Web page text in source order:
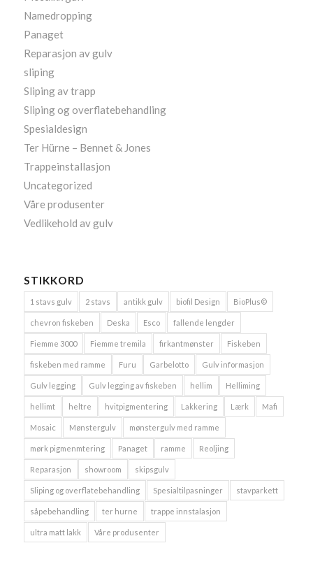
Namedropping
Panaget
Reparasjon av gulv
sliping
Sliping av trapp
Sliping og overflatebehandling
Spesialdesign
Ter Hürne – Bennet & Jones
Trappeinstallasjon
Uncategorized
Våre produsenter
Vedlikehold av gulv
STIKKORD
1 stavs gulv 2 stavs antikk gulv biofil Design BioPlus©
chevron fiskeben Deska Esco fallende lengder
Fiemme 3000 Fiemme tremila firkantmønster Fiskeben
fiskeben med ramme Furu Garbelotto Gulv informasjon
Gulv legging Gulv legging av fiskeben hellim Helliming
hellimt heltre hvitpigmentering Lakkering Lærk Mafi
Mosaic Mønstergulv mønstergulv med ramme
mørk pigmenmtering Panaget ramme Reoljing
Reparasjon showroom skipsgulv
Sliping og overflatebehandling Spesialtilpasninger stavparkett
såpebehandling ter hurne trappe innstalasjon
ultra matt lakk Våre produsenter